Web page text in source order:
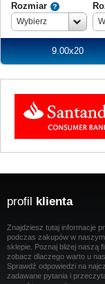
Rozmiar
Wybierz
9.00x20
profil klienta
Znajdziesz tutaj informacje
podczas zakupów w naszym
sklepie. Poznaj bliżej naszą
zobacz dlaczego warto u nas
Sprawdź odpowiedzi na
zadawane pytania i